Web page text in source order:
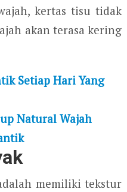
kertas tisu tidak
akan terasa kering
Setiap Hari Yang
Natural Wajah
memiliki tekstur